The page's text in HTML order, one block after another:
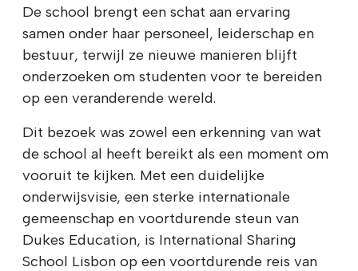
De school brengt een schat aan ervaring
samen onder haar personeel, leiderschap en
bestuur, terwijl ze nieuwe manieren blijft
onderzoeken om studenten voor te bereiden
op een veranderende wereld.
Dit bezoek was zowel een erkenning van wat
de school al heeft bereikt als een moment om
vooruit te kijken. Met een duidelijke
onderwijsvisie, een sterke internationale
gemeenschap en voortdurende steun van
Dukes Education, is International Sharing
School Lisbon op een voortdurende reis van